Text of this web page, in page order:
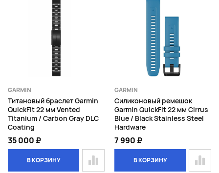
GARMIN
Титановый браслет Garmin
QuickFit 22 мм Vented
Titanium / Carbon Gray DLC
Coating
35 000 ₽
В КОРЗИНУ
GARMIN
Силиконовый ремешок
Garmin QuickFit 22 мм Cirrus
Blue / Black Stainless Steel
Hardware
7 990 ₽
В КОРЗИНУ